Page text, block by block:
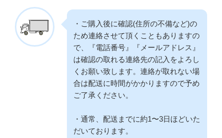
・ご購入後に確認(住所の不備など)の
ため連絡させて頂くこともありますの
で、『電話番号』『メールアドレス』
は確認の取れる連絡先の記入をよろし
くお願い致します。連絡が取れない場
合は配送に時間がかかりますので予め
ご了承ください。
・通常、配送までに約1〜3日ほどいた
だいております。